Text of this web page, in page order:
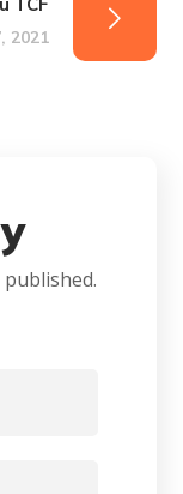
2021